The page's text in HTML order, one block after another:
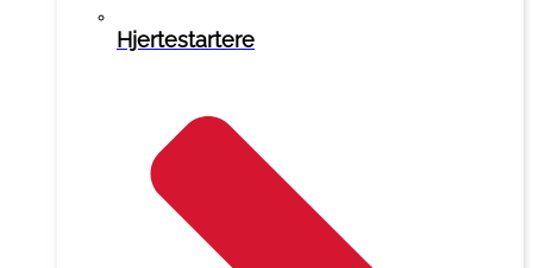
Hjertestartere